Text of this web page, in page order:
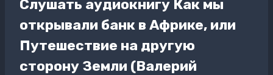
Слушать аудиокнигу Как мы
открывали банк в Африке, или
Путешествие на другую
сторону Земли (Валерий